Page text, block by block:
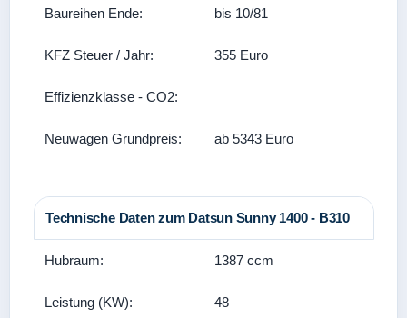
Baureihen Ende: bis 10/81
KFZ Steuer / Jahr: 355 Euro
Effizienzklasse - CO2:
Neuwagen Grundpreis: ab 5343 Euro
Technische Daten zum Datsun Sunny 1400 - B310
Hubraum: 1387 ccm
Leistung (KW): 48